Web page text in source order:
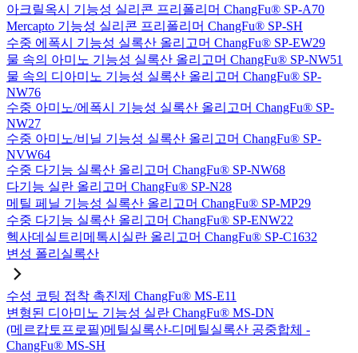
아크릴옥시 기능성 실리콘 프리폴리머 ChangFu® SP-A70
Mercapto 기능성 실리콘 프리폴리머 ChangFu® SP-SH
수중 에폭시 기능성 실록산 올리고머 ChangFu® SP-EW29
물 속의 아미노 기능성 실록산 올리고머 ChangFu® SP-NW51
물 속의 디아미노 기능성 실록산 올리고머 ChangFu® SP-
NW76
수중 아미노/에폭시 기능성 실록산 올리고머 ChangFu® SP-
NW27
수중 아미노/비닐 기능성 실록산 올리고머 ChangFu® SP-
NVW64
수중 다기능 실록산 올리고머 ChangFu® SP-NW68
다기능 실란 올리고머 ChangFu® SP-N28
메틸 페닐 기능성 실록산 올리고머 ChangFu® SP-MP29
수중 다기능 실록산 올리고머 ChangFu® SP-ENW22
헥사데실트리메톡시실란 올리고머 ChangFu® SP-C1632
변성 폴리실록산
수성 코팅 접착 촉진제 ChangFu® MS-E11
변형된 디아미노 기능성 실란 ChangFu® MS-DN
(메르캅토프로필)메틸실록산-디메틸실록산 공중합체 -
ChangFu® MS-SH